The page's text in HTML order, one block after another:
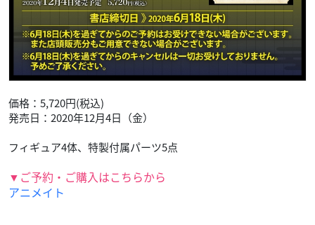
価格：5,720円(税込)
発売日：2020年12月4日（金）
フィギュア4体、特製付属パーツ5点
▼ご予約・ご購入はこちらから
アニメイト